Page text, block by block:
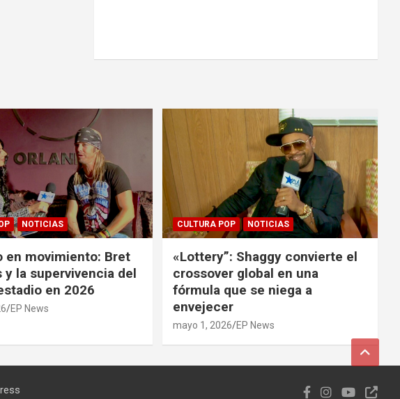
NOTICIAS
en movimiento: Bret
y la supervivencia del
en 2026
EP News
CULTURA POP NOTICIAS
«Lottery”: Shaggy convierte el
crossover global en una
fórmula que se niega a
envejecer
mayo 1, 2026 EP News